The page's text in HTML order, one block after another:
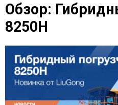
Обзор:
8250H